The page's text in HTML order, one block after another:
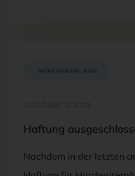
Artikel kostenlos lesen
Haftung
Nachdem in der letzten